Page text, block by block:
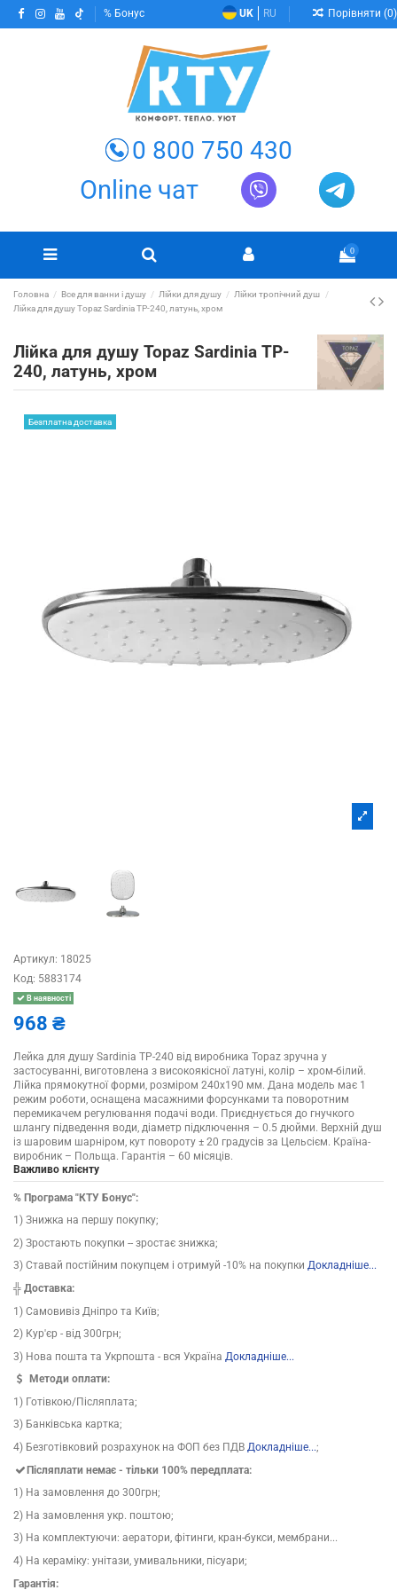
Бонус UK RU Порівняти (0)
0 800 750 430
Online чат
0
Головна Все для ванни і душу Лійки для душу
Лійки тропічний душ
Лійка для душу Topaz Sardinia TP-240, латунь, хром
Лійка для душу Topaz Sardinia TP-
240, латунь, хром
Безплатна доставка
Артикул: 18025
Код: 5883174
В наявності
968 ₴
Лейка для душу Sardinia TP-240 від виробника Topaz зручна у
застосуванні, виготовлена з високоякісної латуні, колір – хром-білий.
Лійка прямокутної форми, розміром 240х190 мм. Дана модель має 1
режим роботи, оснащена масажними форсунками та поворотним
перемикачем регулювання подачі води. Приєднується до гнучкого
шлангу підведення води, діаметр підключення – 0.5 дюйми. Верхній душ
із шаровим шарніром, кут повороту ± 20 градусів за Цельсієм. Країна-
виробник – Польща. Гарантія – 60 місяців.
Важливо клієнту
% Програма "КТУ Бонус":
1) Знижка на першу покупку;
2) Зростають покупки -- зростає знижка;
3) Ставай постійним покупцем і отримуй -10% на покупки Докладніше...
╬ Доставка:
1) Самовивіз Дніпро та Київ;
2) Кур'єр - від 300грн;
3) Нова пошта та Укрпошта - вся Україна Докладніше...
Методи оплати:
1) Готівкою/Післяплата;
3) Банківська картка;
4) Безготівковий розрахунок на ФОП без ПДВ Докладніше...;
Післяплати немає - тільки 100% передплата:
1) На замовлення до 300грн;
2) На замовлення укр. поштою;
3) На комплектуючи: аератори, фітинги, кран-букси, мембрани...
4) На кераміку: унітази, умивальники, пісуари;
Гарантія: